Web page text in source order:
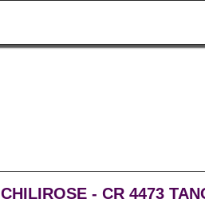
CHILIROSE - CR 4473